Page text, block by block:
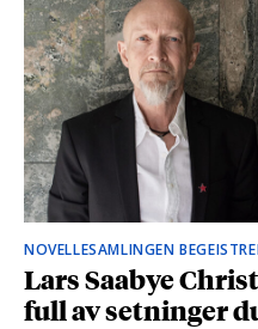
NOVELLESAMLINGEN
Lars Saabye
full av setninger